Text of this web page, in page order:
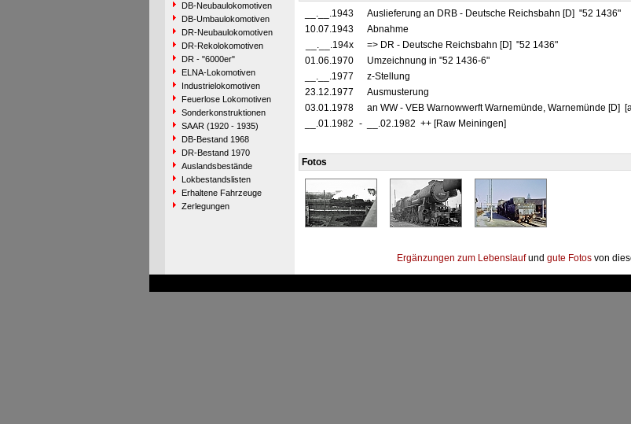
DB-Neubaulokomotiven
DB-Umbaulokomotiven
DR-Neubaulokomotiven
DR-Rekolokomotiven
DR - "6000er"
ELNA-Lokomotiven
Industrielokomotiven
Feuerlose Lokomotiven
Sonderkonstruktionen
SAAR (1920 - 1935)
DB-Bestand 1968
DR-Bestand 1970
Auslandsbestände
Lokbestandslisten
Erhaltene Fahrzeuge
Zerlegungen
__.__.1943
Auslieferung an DRB - Deutsche Reichsbahn [D] "52 1436"
10.07.1943
Abnahme
__.__.194x
=> DR - Deutsche Reichsbahn [D] "52 1436"
01.06.1970
Umzeichnung in "52 1436-6"
__.__.1977
z-Stellung
23.12.1977
Ausmusterung
03.01.1978
an WW - VEB Warnowwerft Warnemünde, Warnemünde [D]
__.01.1982 - __.02.1982 ++ [Raw Meiningen]
Fotos
Ergänzungen zum Lebenslaufund gute Fotos von